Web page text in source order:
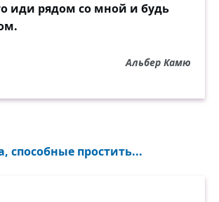
иди рядом со мной и будь
Альбер Камю
способные простить...